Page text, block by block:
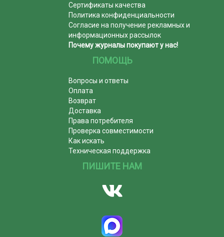
Сертификаты качества
Политика конфиденциальности
Согласие на получение рекламных и
информационных рассылок
Почему журналы покупают у нас!
ПОМОЩЬ
Вопросы и ответы
Оплата
Возврат
Доставка
Права потребителя
Проверка совместимости
Как искать
Техническая поддержка
ПИШИТЕ НАМ